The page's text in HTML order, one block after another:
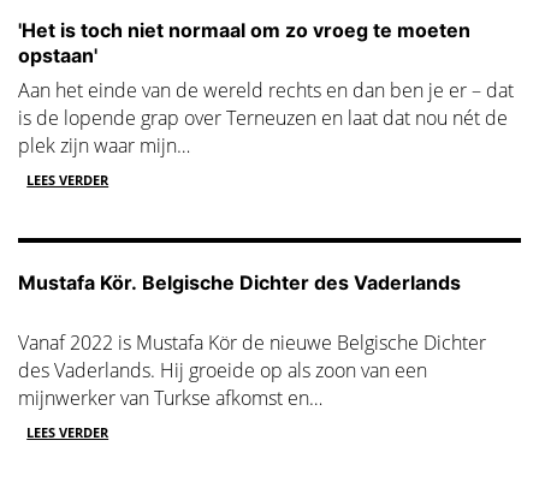
'Het is toch niet normaal om zo vroeg te moeten
opstaan'
Aan het einde van de wereld rechts en dan ben je er – dat
is de lopende grap over Terneuzen en laat dat nou nét de
plek zijn waar mijn…
LEES VERDER
Mustafa Kör. Belgische Dichter des Vaderlands
Vanaf 2022 is Mustafa Kör de nieuwe Belgische Dichter
des Vaderlands. Hij groeide op als zoon van een
mijnwerker van Turkse afkomst en…
LEES VERDER